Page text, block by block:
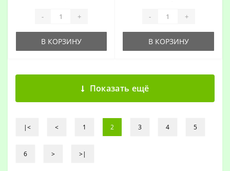
- +
В КОРЗИНУ
- +
В КОРЗИНУ
Показать ещё
|< < 1 2 3 4 5
6 > >|